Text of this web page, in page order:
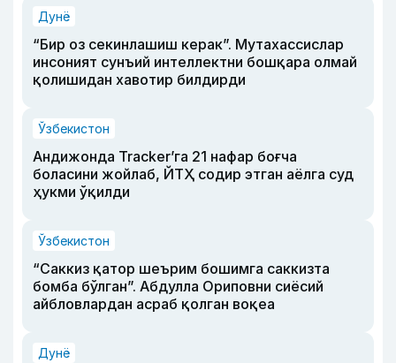
Дунё
“Бир оз секинлашиш керак”. Мутахассислар
инсоният сунъий интеллектни бошқара олмай
қолишидан хавотир билдирди
Ўзбекистон
Андижонда Tracker’га 21 нафар боғча
боласини жойлаб, ЙТҲ содир этган аёлга суд
ҳукми ўқилди
Ўзбекистон
“Саккиз қатор шеърим бошимга саккизта
бомба бўлган”. Абдулла Ориповни сиёсий
айбловлардан асраб қолган воқеа
Дунё